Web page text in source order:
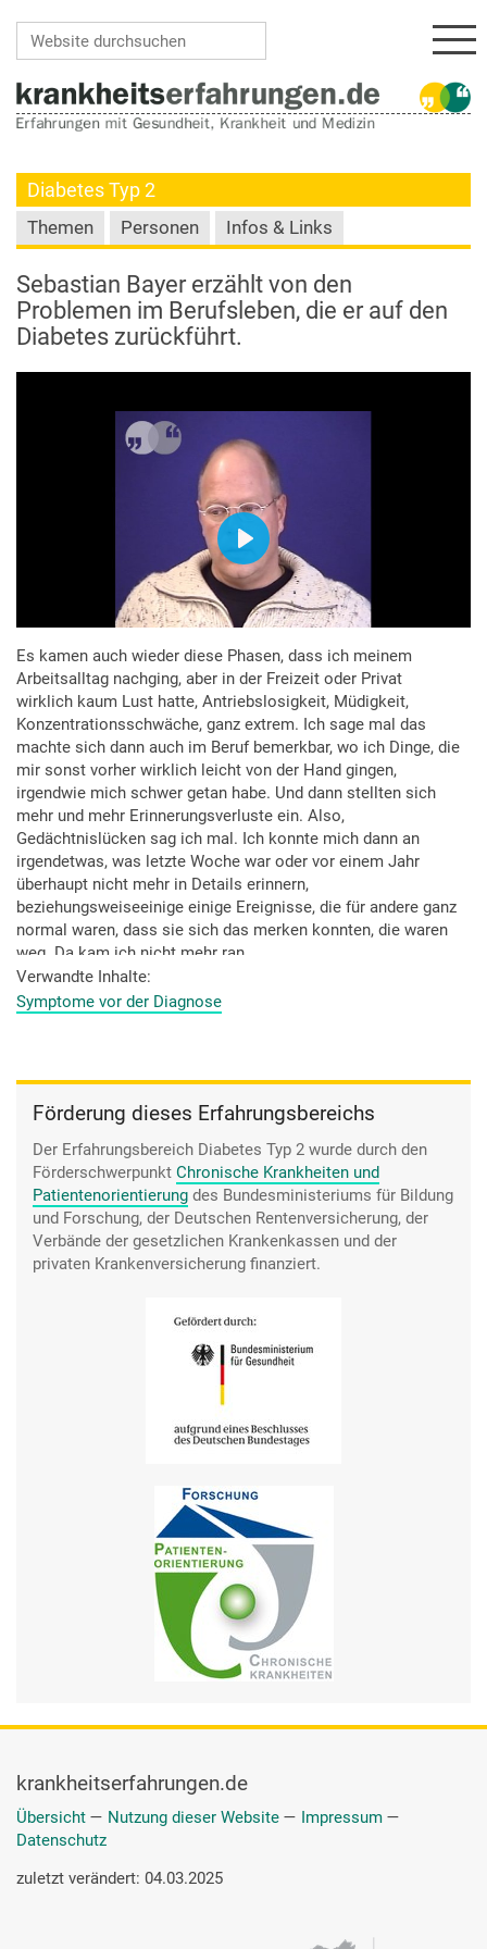
Diabetes Typ 2
Themen Personen Infos & Links
Sebastian Bayer erzählt von den
Problemen im Berufsleben, die er auf den
Diabetes zurückführt.
Es kamen auch wieder diese Phasen, dass ich meinem
Arbeitsalltag nachging, aber in der Freizeit oder Privat
wirklich kaum Lust hatte, Antriebslosigkeit, Müdigkeit,
Konzentrationsschwäche, ganz extrem. Ich sage mal das
machte sich dann auch im Beruf bemerkbar, wo ich Dinge, die
mir sonst vorher wirklich leicht von der Hand gingen,
irgendwie mich schwer getan habe. Und dann stellten sich
mehr und mehr Erinnerungsverluste ein. Also,
Gedächtnislücken sag ich mal. Ich konnte mich dann an
irgendetwas, was letzte Woche war oder vor einem Jahr
überhaupt nicht mehr in Details erinnern,
beziehungsweiseeinige einige Ereignisse, die für andere ganz
normal waren, dass sie sich das merken konnten, die waren
weg. Da kam ich nicht mehr ran.
Verwandte Inhalte
Symptome vor der Diagnose
Förderung dieses Erfahrungsbereichs
Der Erfahrungsbereich Diabetes Typ 2 wurde durch den
Förderschwerpunkt Chronische Krankheiten und
Patientenorientierung des Bundesministeriums für Bildung
und Forschung, der Deutschen Rentenversicherung, der
Verbände der gesetzlichen Krankenkassen und der
privaten Krankenversicherung finanziert.
krankheitserfahrungen.de
Übersicht — Nutzung dieser Website — Impressum —
Datenschutz
zuletzt verändert: 04.03.2025